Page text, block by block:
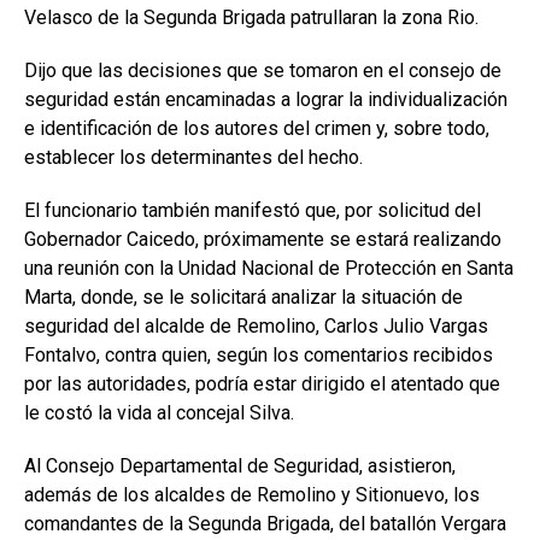
Velasco de la Segunda Brigada patrullaran la zona Rio.
Dijo que las decisiones que se tomaron en el consejo de
seguridad están encaminadas a lograr la individualización
e identificación de los autores del crimen y, sobre todo,
establecer los determinantes del hecho.
El funcionario también manifestó que, por solicitud del
Gobernador Caicedo, próximamente se estará realizando
una reunión con la Unidad Nacional de Protección en Santa
Marta, donde, se le solicitará analizar la situación de
seguridad del alcalde de Remolino, Carlos Julio Vargas
Fontalvo, contra quien, según los comentarios recibidos
por las autoridades, podría estar dirigido el atentado que
le costó la vida al concejal Silva.
Al Consejo Departamental de Seguridad, asistieron,
además de los alcaldes de Remolino y Sitionuevo, los
comandantes de la Segunda Brigada, del batallón Vergara